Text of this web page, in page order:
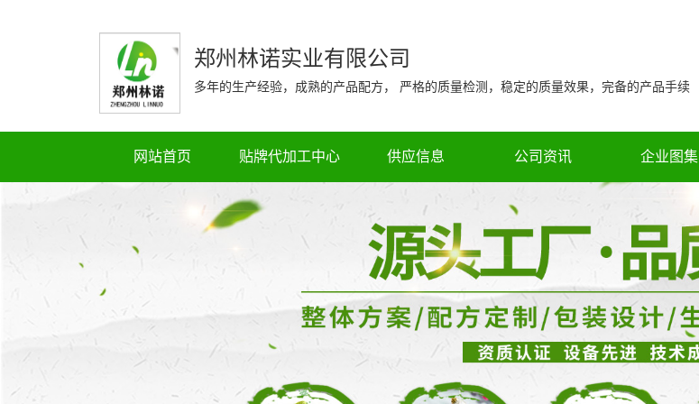
郑州林诺实业有限公司
多年的生产经验，成熟的产品配方， 严格的质量检测，稳定的质量效果，完备的产品手续
网站首页 贴牌代加工中心 供应信息 公司资讯 企业图集